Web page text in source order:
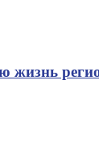
жизнь